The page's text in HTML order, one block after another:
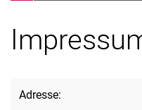
Adresse: